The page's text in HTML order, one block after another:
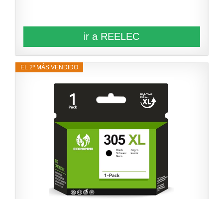
ir a REELEC
EL 2º MÁS VENDIDO